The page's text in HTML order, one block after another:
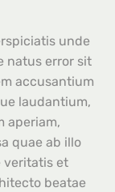
unde
natus error sit
accusantium
laudantium,
aperiam,
quae ab illo
veritatis et
beatae